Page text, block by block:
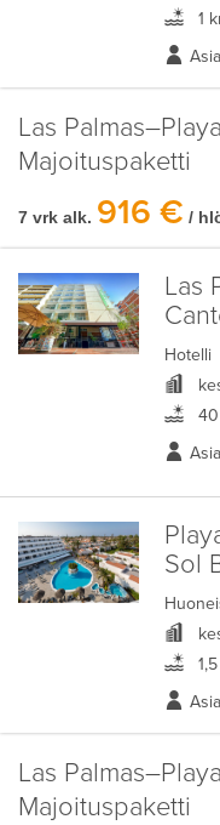
1
Las
Majoituspaketti
7 vrk alk. 916 € /
Las
Hotelli
Sol
Las
Majoituspaketti